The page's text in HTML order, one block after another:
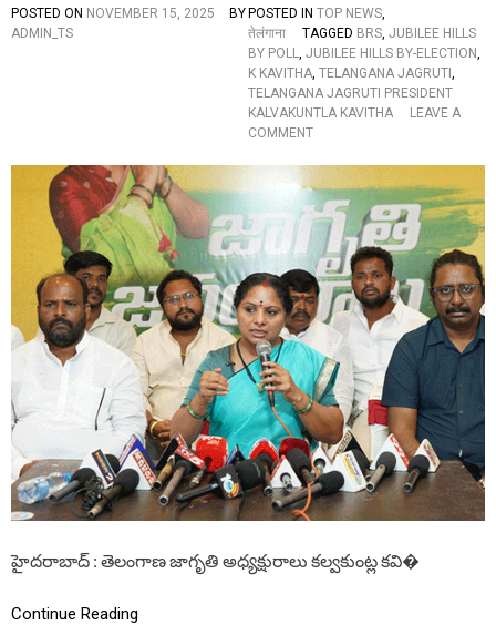
POSTED ON NOVEMBER 15, 2025
BY
ADMIN_TS
POSTED IN TOP NEWS,
तेलंगाना
TAGGED BRS, JUBILEE HILLS
BY POLL, JUBILEE HILLS BY-ELECTION,
K KAVITHA, TELANGANA JAGRUTI ,
TELANGANA JAGRUTI PRESIDENT
KALVAKUNTLA KAVITHA
LEAVE A
COMMENTO
బీ
ఆ
స్
సో
ష
మీ
డి
యా
లో
ఉం
ది
,
అం
దు
జూ
బ్లీ
హైదరాబాద్ : తెలంగాణ జాగృతి అధ్యక్షురాలు కల్వకుంట్ల కవి�
Continue Reading